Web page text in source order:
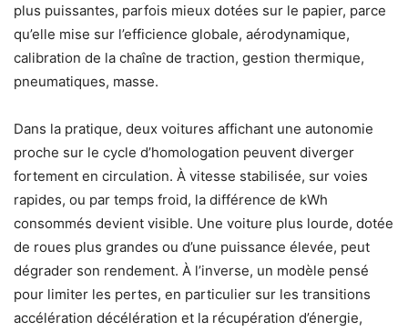
plus puissantes, parfois mieux dotées sur le papier, parce
qu’elle mise sur l’efficience globale, aérodynamique,
calibration de la chaîne de traction, gestion thermique,
pneumatiques, masse.
Dans la pratique, deux voitures affichant une autonomie
proche sur le cycle d’homologation peuvent diverger
fortement en circulation. À vitesse stabilisée, sur voies
rapides, ou par temps froid, la différence de kWh
consommés devient visible. Une voiture plus lourde, dotée
de roues plus grandes ou d’une puissance élevée, peut
dégrader son rendement. À l’inverse, un modèle pensé
pour limiter les pertes, en particulier sur les transitions
accélération décélération et la récupération d’énergie,